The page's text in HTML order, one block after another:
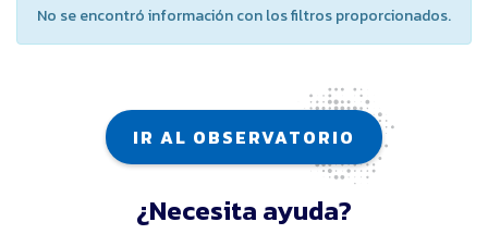
No se encontró información con los filtros proporcionados.
IR AL OBSERVATORIO
¿Necesita ayuda?